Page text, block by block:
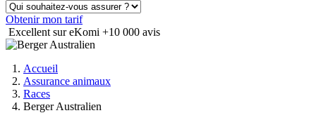
Obtenir mon tarif
Excellent sur eKomi +10 000 avis
Accueil
Assurance animaux
Races
Berger Australien